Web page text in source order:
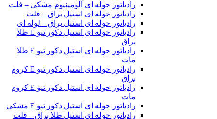
رادیاتور حوله ای آلومینیوم مشکی – فلت
رادیاتور حوله ای استیل براق – فلت
رادیاتور حوله ای استیل براق – لوله ای
رادیاتور حوله ای استیل دکوراتیو E طلا
براق
رادیاتور حوله ای استیل دکوراتیو E طلا
مات
رادیاتور حوله ای استیل دکوراتیو E کروم
براق
رادیاتور حوله ای استیل دکوراتیو E کروم
مات
رادیاتور حوله ای استیل دکوراتیو E مشکی
رادیاتور حوله ای استیل طلا براق – فلت